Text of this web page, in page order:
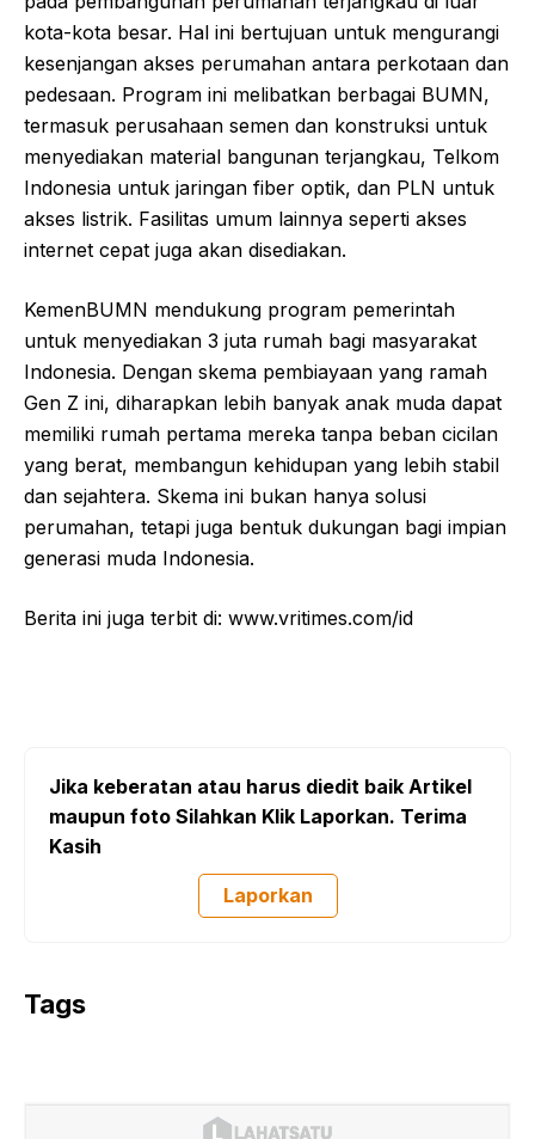
kota-kota besar. Hal ini bertujuan untuk mengurangi
kesenjangan akses perumahan antara perkotaan dan
pedesaan. Program ini melibatkan berbagai BUMN,
termasuk perusahaan semen dan konstruksi untuk
menyediakan material bangunan terjangkau, Telkom
Indonesia untuk jaringan fiber optik, dan PLN untuk
akses listrik. Fasilitas umum lainnya seperti akses
internet cepat juga akan disediakan.
KemenBUMN mendukung program pemerintah
untuk menyediakan 3 juta rumah bagi masyarakat
Indonesia. Dengan skema pembiayaan yang ramah
Gen Z ini, diharapkan lebih banyak anak muda dapat
memiliki rumah pertama mereka tanpa beban cicilan
yang berat, membangun kehidupan yang lebih stabil
dan sejahtera. Skema ini bukan hanya solusi
perumahan, tetapi juga bentuk dukungan bagi impian
generasi muda Indonesia.
Berita ini juga terbit di: www.vritimes.com/id
Jika keberatan atau harus diedit baik Artikel
maupun foto Silahkan Klik Laporkan. Terima
Kasih
Laporkan
Tags